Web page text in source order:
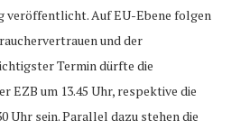
veröffentlicht. Auf EU-Ebene folgen
und der
Termin dürfte die
EZB um 13.45 Uhr, respektive die
Uhr sein. Parallel dazu stehen die